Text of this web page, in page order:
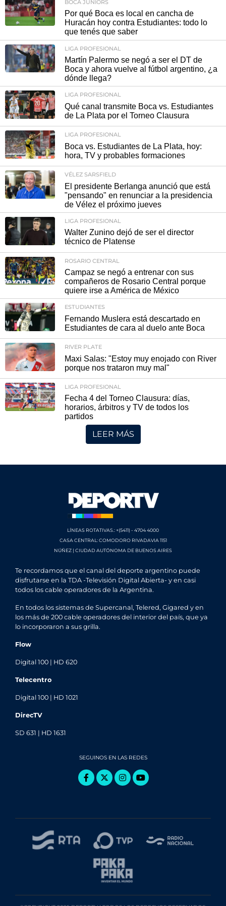
BOCA JUNIORS
Por qué Boca es local en cancha de
Huracán hoy contra Estudiantes: todo lo
que tenés que saber
LIGA PROFESIONAL
Martín Palermo se negó a ser el DT de
Boca y ahora vuelve al fútbol argentino, ¿a
dónde llega?
LIGA PROFESIONAL
Qué canal transmite Boca vs. Estudiantes
de La Plata por el Torneo Clausura
LIGA PROFESIONAL
Boca vs. Estudiantes de La Plata, hoy:
hora, TV y probables formaciones
VÉLEZ SARSFIELD
El presidente Berlanga anunció que está
"pensando" en renunciar a la presidencia
de Vélez el próximo jueves
LIGA PROFESIONAL
Walter Zunino dejó de ser el director
técnico de Platense
ROSARIO CENTRAL
Campaz se negó a entrenar con sus
compañeros de Rosario Central porque
quiere irse a América de México
ESTUDIANTES
Fernando Muslera está descartado en
Estudiantes de cara al duelo ante Boca
RIVER PLATE
Maxi Salas: "Estoy muy enojado con River
porque nos trataron muy mal"
LIGA PROFESIONAL
Fecha 4 del Torneo Clausura: días,
horarios, árbitros y TV de todos los
partidos
LEER MÁS
LÍNEAS ROTATIVAS.: +(5411) - 4704 4000
CASA CENTRAL: COMODORO RIVADAVIA 1151
NÚÑEZ | CIUDAD AUTÓNOMA DE BUENOS AIRES
Te recordamos que el canal del deporte argentino puede
disfrutarse en la TDA -Televisión Digital Abierta- y en casi
todos los cable operadores de la Argentina.
En todos los sistemas de Supercanal, Telered, Gigared y en
los más de 200 cable operadores del interior del país, que ya
lo incorporaron a sus grilla.
Flow
Digital 100 | HD 620
Telecentro
Digital 100 | HD 1021
DirecTV
SD 631 | HD 1631
SEGUINOS EN LAS REDES